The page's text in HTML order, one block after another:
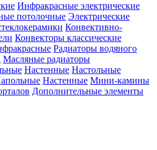
Инфракрасные электрические
потолочные Электрические
Конвективно-
Конвекторы классические
Радиаторы водяного
Масляные радиаторы
Настенные Настольные
Настенные Мини-камины
Дополнительные элементы